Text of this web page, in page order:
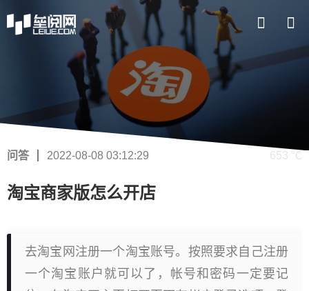
问答 2022-08-08 03:12:29 653 ℃
淘宝商家版怎么开店
去淘宝网注册一个淘宝账号。按照要求自己注册
一个淘宝账户就可以了，帐号和密码一定要记